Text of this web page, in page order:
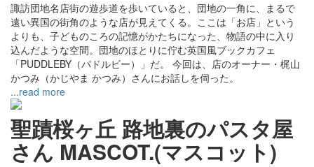
諏訪団地名店街の遊歩道を歩いていると、団地の一角に、まるで
遠い異国の街角のような店が見えてくる。ここは「お店」という
よりも、子どものころの記憶がかたちになった、物語の中に入り
込んだような空間。団地のほとりに佇む英国風ブックカフェ
「PUDDLEBY（パドルビー）」だ。 今回は、店のオーナー・梶山
かつみ（かじやま かつみ）さんにお話しを伺った。
...read more
聖蹟桜ヶ丘 路地裏のパスタ屋
さん MASCOT.(マスコット)